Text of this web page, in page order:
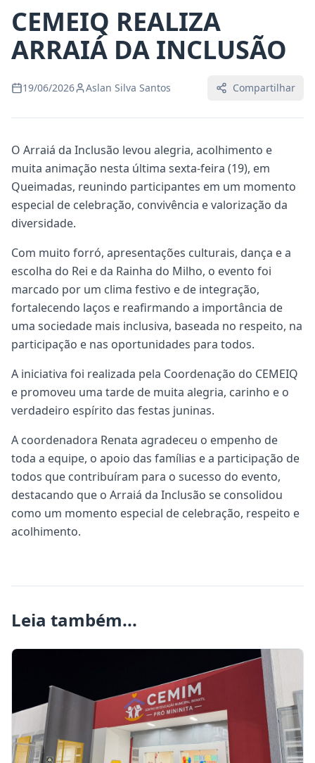
CEMEIQ REALIZA
ARRAIÁ DA INCLUSÃO
19/06/2026 Aslan Silva Santos Compartilhar
O Arraiá da Inclusão levou alegria, acolhimento e
muita animação nesta última sexta-feira (19), em
Queimadas, reunindo participantes em um momento
especial de celebração, convivência e valorização da
diversidade.
Com muito forró, apresentações culturais, dança e a
escolha do Rei e da Rainha do Milho, o evento foi
marcado por um clima festivo e de integração,
fortalecendo laços e reafirmando a importância de
uma sociedade mais inclusiva, baseada no respeito, na
participação e nas oportunidades para todos.
A iniciativa foi realizada pela Coordenação do CEMEIQ
e promoveu uma tarde de muita alegria, carinho e o
verdadeiro espírito das festas juninas.
A coordenadora Renata agradeceu o empenho de
toda a equipe, o apoio das famílias e a participação de
todos que contribuíram para o sucesso do evento,
destacando que o Arraiá da Inclusão se consolidou
como um momento especial de celebração, respeito e
acolhimento.
Leia também...